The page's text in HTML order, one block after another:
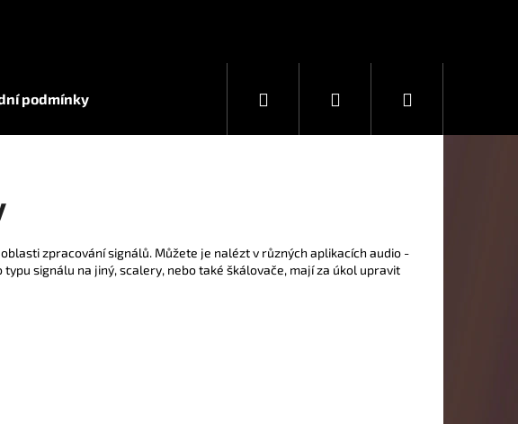
podmínky Hledat PřihlášeníNákupní
zpracování signálů. Můžete je nalézt v různých aplikacích audio -
signálu na jiný, scalery, nebo také škálovače, mají za úkol upravit